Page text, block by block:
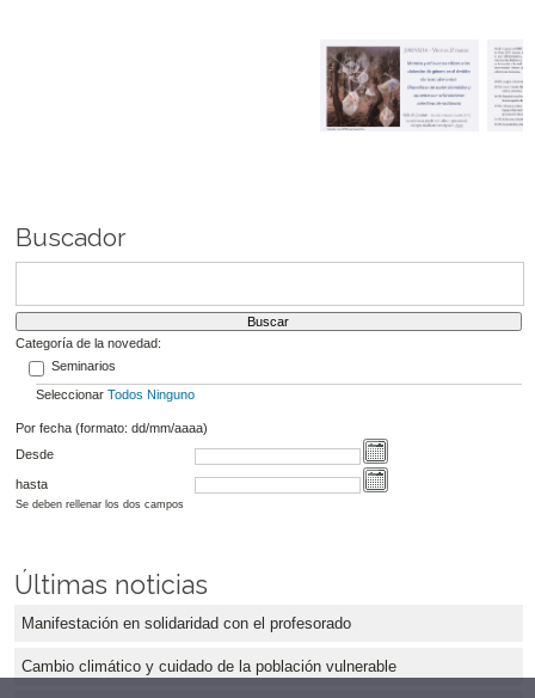
Buscador
Categoría de la novedad:
Seminarios
Seleccionar Todos Ninguno
Por fecha (formato: dd/mm/aaaa)
Desde
hasta
Se deben rellenar los dos campos
Últimas noticias
Manifestación en solidaridad con el profesorado
Cambio climático y cuidado de la población vulnerable